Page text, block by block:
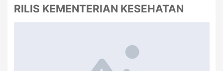
RILIS KEMENTERIAN KESEHATAN